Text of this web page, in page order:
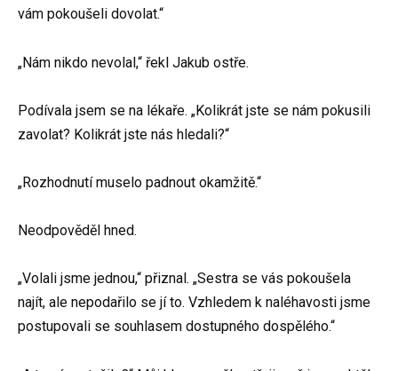
vám pokoušeli dovolat.“
„Nám nikdo nevolal,“ řekl Jakub ostře.
Podívala jsem se na lékaře. „Kolikrát jste se nám pokusili
zavolat? Kolikrát jste nás hledali?“
„Rozhodnutí muselo padnout okamžitě.“
Neodpověděl hned.
„Volali jsme jednou,“ přiznal. „Sestra se vás pokoušela
najít, ale nepodařilo se jí to. Vzhledem k naléhavosti jsme
postupovali se souhlasem dostupného dospělého.“